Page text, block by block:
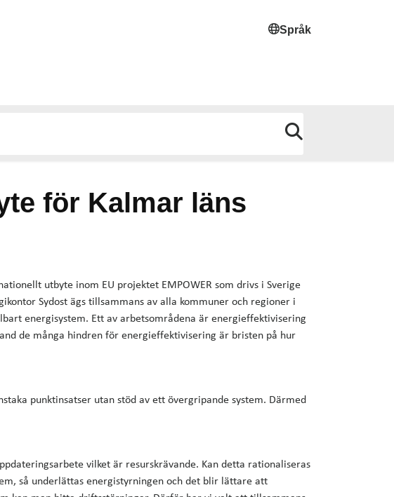
Språk
för Kalmar läns
utbyte inom EU projektet EMPOWER som drivs i Sverige
Sydost ägs tillsammans av alla kommuner och regioner i
energisystem. Ett av arbetsområdena är energieffektivisering
de många hindren för energieffektivisering är bristen på hur
punktinsatser utan stöd av ett övergripande system. Därmed
vilket är resurskrävande. Kan detta rationaliseras
så underlättas energistyrningen och det blir lättare att